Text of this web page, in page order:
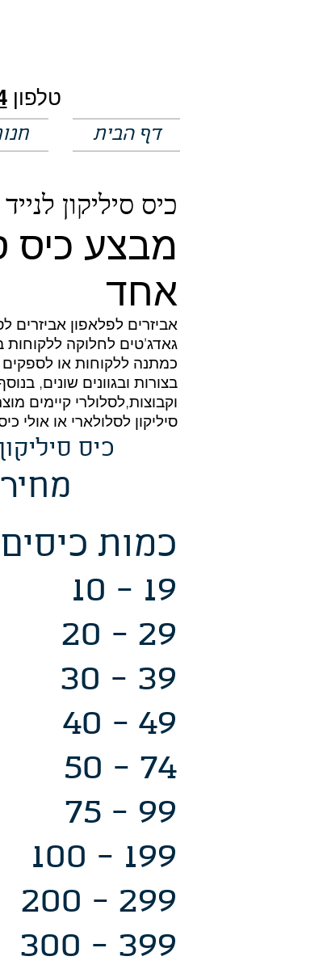
טלפון
דף הבית
כיס סיליקון לנייד
אחד
אביזרים לפלאפון אביזרים
גאדג'טים לחלוקה ללקוחות
כמתנה ללקוחות או לספקים
בצורות ובגוונים שונים,
וקבוצות,לסלולרי קיימים
סיליקון לסלולארי או אולי
כיס
כמות
19
- 29
- 39
- 49
- 74
- 99
- 199
299
- 399